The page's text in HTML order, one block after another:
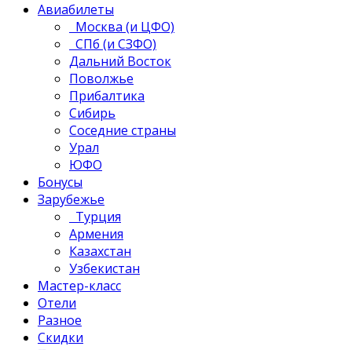
Авиабилеты
Москва (и ЦФО)
СПб (и СЗФО)
Дальний Восток
Поволжье
Прибалтика
Сибирь
Соседние страны
Урал
ЮФО
Бонусы
Зарубежье
Турция
Армения
Казахстан
Узбекистан
Мастер-класс
Отели
Разное
Скидки